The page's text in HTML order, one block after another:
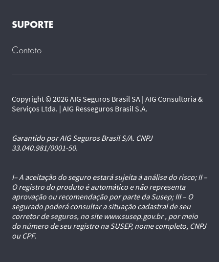
SUPORTE
Contato
Copyright © 2026 AIG Seguros Brasil SA | AIG Consultoria &
Serviços Ltda. | AIG Resseguros Brasil S.A.
Garantido por AIG Seguros Brasil S/A. CNPJ
33.040.981/0001-50.
I– A aceitação do seguro estará sujeita à análise do risco; II –
O registro do produto é automático e não representa
aprovação ou recomendação por parte da Susep; III – O
segurado poderá consultar a situação cadastral de seu
corretor de seguros, no site www.susep.gov.br , por meio
do número de seu registro na SUSEP, nome completo, CNPJ
ou CPF.